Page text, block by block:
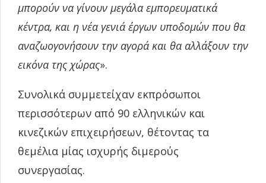
μπορούν να γίνουν μεγάλα εμπορευματικά
κέντρα, και η νέα γενιά έργων υποδομών που θα
αναζωογονήσουν την αγορά και θα αλλάξουν την
εικόνα της χώρας».
Συνολικά συμμετείχαν εκπρόσωποι
περισσότερων από 90 ελληνικών και
κινεζικών επιχειρήσεων, θέτοντας τα
θεμέλια μίας ισχυρής διμερούς
συνεργασίας.